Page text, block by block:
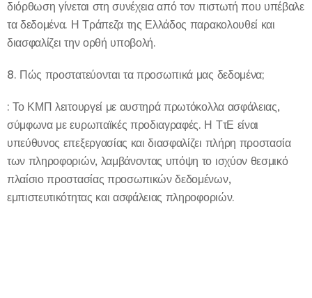
διόρθωση γίνεται στη συνέχεια από τον πιστωτή που υπέβαλε
τα δεδομένα. Η Τράπεζα της Ελλάδος παρακολουθεί και
διασφαλίζει την ορθή υποβολή.
8. Πώς προστατεύονται τα προσωπικά μας δεδομένα;
: Το ΚΜΠ λειτουργεί με αυστηρά πρωτόκολλα ασφάλειας,
σύμφωνα με ευρωπαϊκές προδιαγραφές. Η ΤτΕ είναι
υπεύθυνος επεξεργασίας και διασφαλίζει πλήρη προστασία
των πληροφοριών, λαμβάνοντας υπόψη το ισχύον θεσμικό
πλαίσιο προστασίας προσωπικών δεδομένων,
εμπιστευτικότητας και ασφάλειας πληροφοριών.